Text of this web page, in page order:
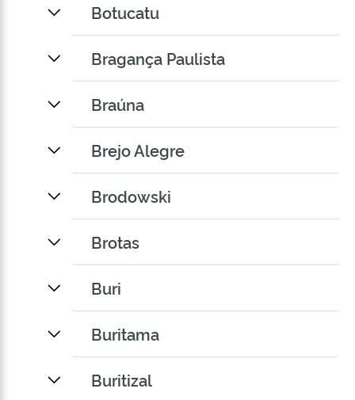
Botucatu
Bragança Paulista
Braúna
Brejo Alegre
Brodowski
Brotas
Buri
Buritama
Buritizal